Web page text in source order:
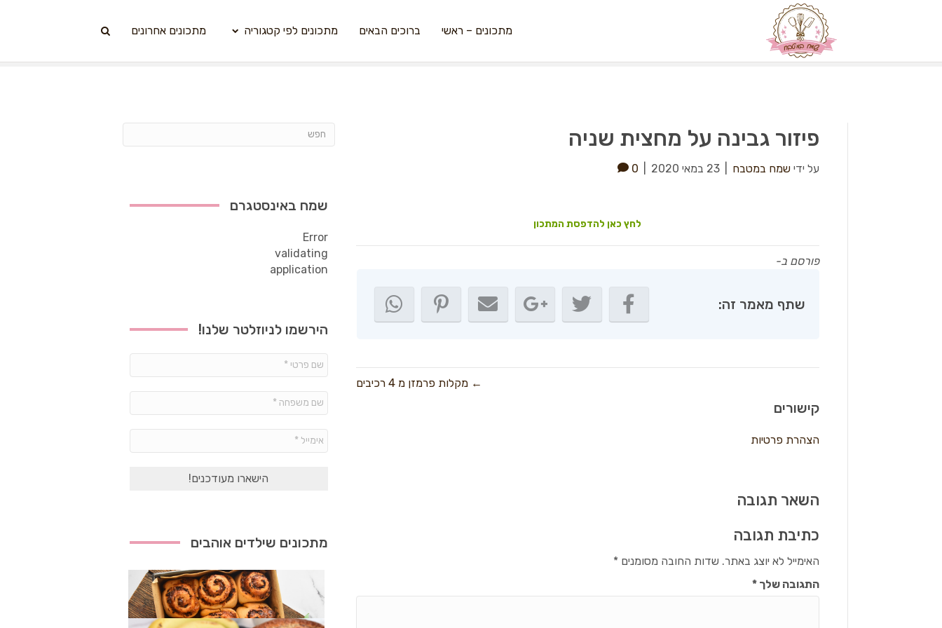
מתכונים – ראשי ברוכים הבאים מתכונים לפי קטגוריה מתכונים אחרונים
פיזור גבינה על מחצית שניה
על ידי שמח במטבח 23 במאי 2020 0
לחץ כאן להדפסת המתכון
פורסם ב-
שתף מאמר זה:
← מקלות פרמזן מ 4 רכיבים
קישורים
הצהרת פרטיות
השאר תגובה
כתיבת תגובה
האימייל לא יוצג באתר. שדות החובה מסומנים*
התגובה שלך*
שמח באינסטגרם
Error
validating
application
הירשמו לניוזלטר שלנו!
פרטי
משפחה
*
מתכונים שילדים אוהבים